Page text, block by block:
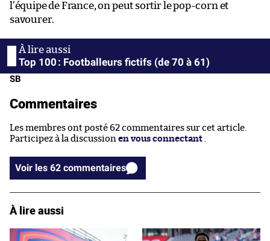
l’équipe de France, on peut sortir le pop-corn et
savourer.
Top 100 : Footballeurs fictifs (de 70 à 61)
SB
Commentaires
Les membres ont posté 62 commentaires sur cet article.
Participez à la discussion en vous connectant .
Voir les 62 commentaires
À lire aussi